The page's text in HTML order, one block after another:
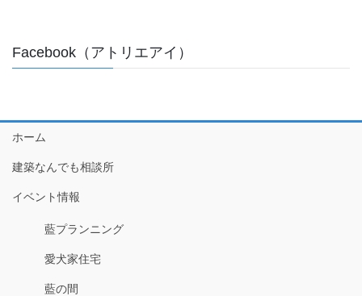
Facebook（アトリエアイ）
ホーム
建築なんでも相談所
イベント情報
藍プランニング
愛犬家住宅
藍の間